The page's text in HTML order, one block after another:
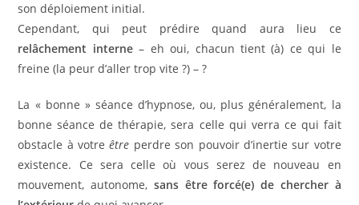
son déploiement initial.
Cependant, qui peut prédire quand aura lieu ce
relâchement interne– eh oui, chacun tient (à) ce qui le
freine (la peur d’aller trop vite ?) – ?
La « bonne » séance d’hypnose, ou, plus généralement, la
bonne séance de thérapie, sera celle qui verra ce qui fait
obstacle à votreêtre perdre son pouvoir d’inertie sur votre
existence. Ce sera celle où vous serez de nouveau en
mouvement, autonome, sans être forcé(e) de chercher à